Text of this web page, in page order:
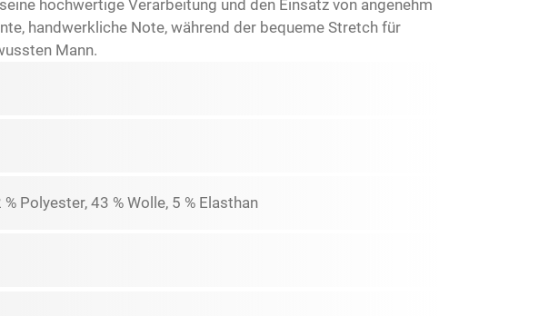
hochwertige Verarbeitung und den Einsatz von angenehm
handwerkliche Note, während der bequeme Stretch für
Mann.
Polyester, 43 % Wolle, 5 % Elasthan